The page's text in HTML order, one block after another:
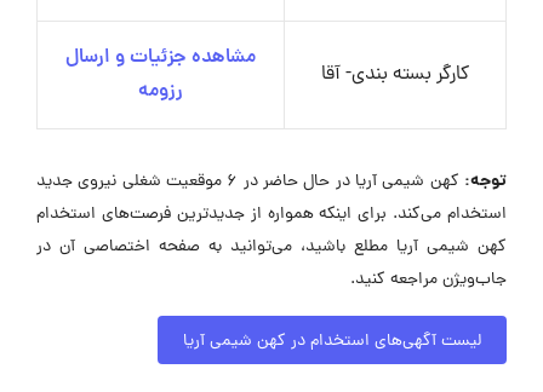
کارگر بسته بندی- آقا
مشاهده جزئیات و ارسال
رزومه
توجه:
کهن شیمی آریا در حال حاضر در ۶ موقعیت شغلی نیروی جدید
استخدام می‌کند. برای اینکه همواره از جدیدترین فرصت‌های استخدام
کهن شیمی آریا مطلع باشید، می‌توانید به صفحه اختصاصی آن در
جاب‌ویژن مراجعه کنید.
لیست آگهی‌های استخدام در کهن شیمی آریا